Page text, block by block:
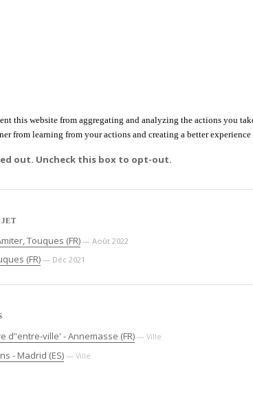
this website from aggregating and analyzing the actions you
from learning from your actions and creating a better experience
out. Uncheck this box to opt-out.
Touques (FR) — Août 2022
(FR) — Déc 2021
d’'entre-ville' - Annemasse (FR) — Ville
- Madrid (ES) — Ville